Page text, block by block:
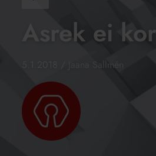
Asrek ei
Jaana Sallmén